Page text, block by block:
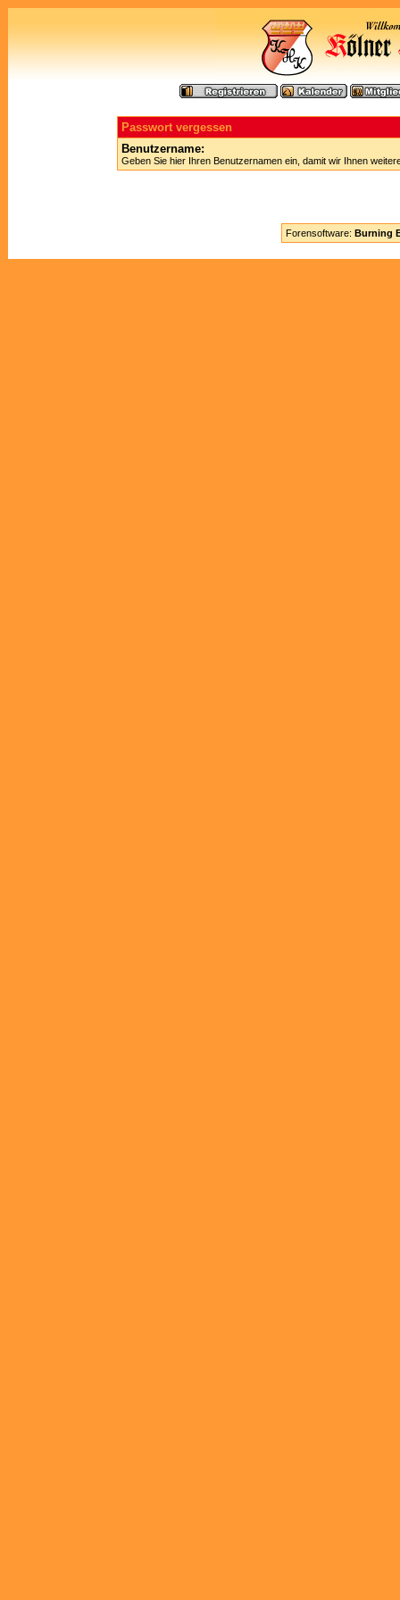
Passwort vergessen
Benutzername:
Geben Sie hier Ihren Benutzernamen ein, damit wir Ihnen
Forensoftware: Burning